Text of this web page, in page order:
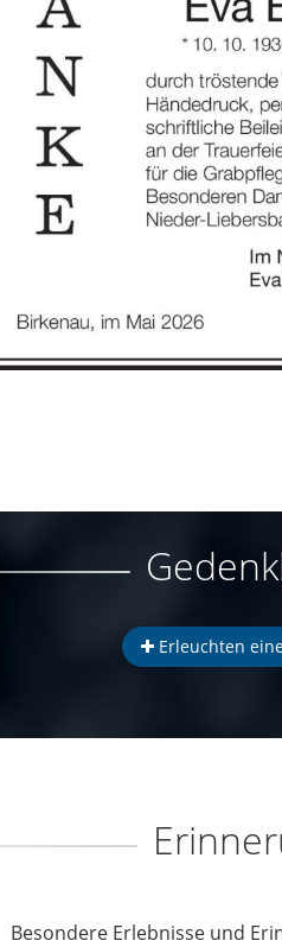
Erleuchten
Besondere Erlebnisse und